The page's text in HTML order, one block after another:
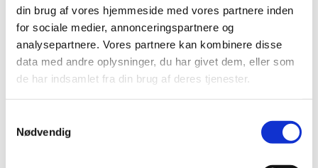
din brug af vores hjemmeside med vores partnere inden
for sociale medier, annonceringspartnere og
analysepartnere. Vores partnere kan kombinere disse
data med andre oplysninger, du har givet dem, eller som
de har indsamlet fra din brug af deres tjenester.
Nødvendig
Alle (2506)
TID
2026 (84)
2025 (158)
2024 (224)